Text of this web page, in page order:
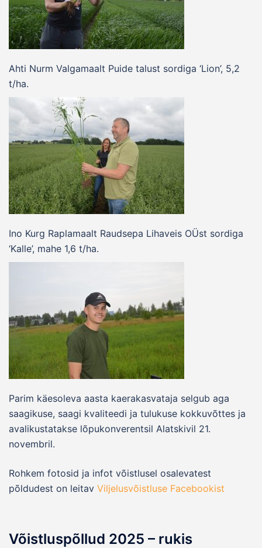
Ahti Nurm Valgamaalt Puide talust sordiga ‘Lion’, 5,2
t/ha.
Ino Kurg Raplamaalt Raudsepa Lihaveis OÜst sordiga
‘Kalle’, mahe 1,6 t/ha.
Parim käesoleva aasta kaerakasvataja selgub aga
saagikuse, saagi kvaliteedi ja tulukuse kokkuvõttes ja
avalikustatakse lõpukonverentsil Alatskivil 21.
novembril.
Rohkem fotosid ja infot võistlusel osalevatest
põldudest on leitav Viljelusvõistluse Facebookist
Võistluspõllud 2025 – rukis